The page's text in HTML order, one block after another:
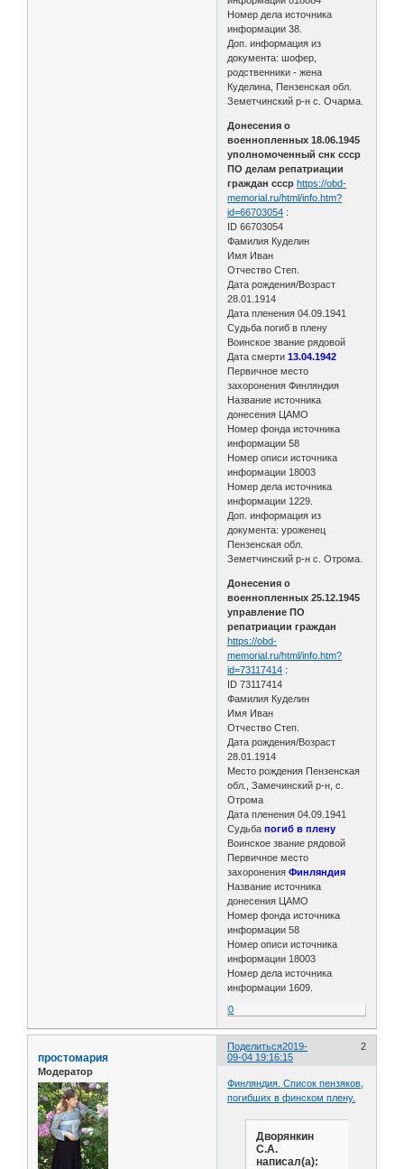
Номер дела источника
информации 38.
Доп. информация из
документа: шофер,
родственники - жена
Куделина, Пензенская обл.
Земетчинский р-н с. Очарма.
Донесения о
военнопленных 18.06.1945
уполномоченный снк ссср
ПО делам репатриации
граждан ссср https://obd-
memorial.ru/html/info.htm?
id=66703054 :
ID 66703054
Фамилия Куделин
Имя Иван
Отчество Степ.
Дата рождения/Возраст
28.01.1914
Дата пленения 04.09.1941
Судьба погиб в плену
Воинское звание рядовой
Дата смерти 13.04.1942
Первичное место
захоронения Финляндия
Название источника
донесения ЦАМО
Номер фонда источника
информации 58
Номер описи источника
информации 18003
Номер дела источника
информации 1229.
Доп. информация из
документа: уроженец
Пензенская обл.
Земетчинский р-н с. Отрома.
Донесения о
военнопленных 25.12.1945
управление ПО
репатриации граждан
https://obd-
memorial.ru/html/info.htm?
id=73117414 :
ID 73117414
Фамилия Куделин
Имя Иван
Отчество Степ.
Дата рождения/Возраст
28.01.1914
Место рождения Пензенская
обл., Замечинский р-н, с.
Отрома
Дата пленения 04.09.1941
Судьбапогиб в плену
Воинское звание рядовой
Первичное место
захоронения Финляндия
Название источника
донесения ЦАМО
Номер фонда источника
информации 58
Номер описи источника
информации 18003
Номер дела источника
информации 1609.
0
Поделиться 2
2019-
09-04 19:16:15
простомария
Модератор
Финляндия. Список пензяков,
погибших в финском плену.
Дворянкин
С.А.
написал(а):